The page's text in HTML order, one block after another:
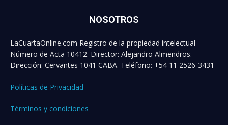
NOSOTROS
LaCuartaOnline.com Registro de la propiedad intelectual
Número de Acta 10412. Director: Alejandro Almendros.
Dirección: Cervantes 1041 CABA. Teléfono: +54 11 2526-3431
Políticas de Privacidad
Términos y condiciones